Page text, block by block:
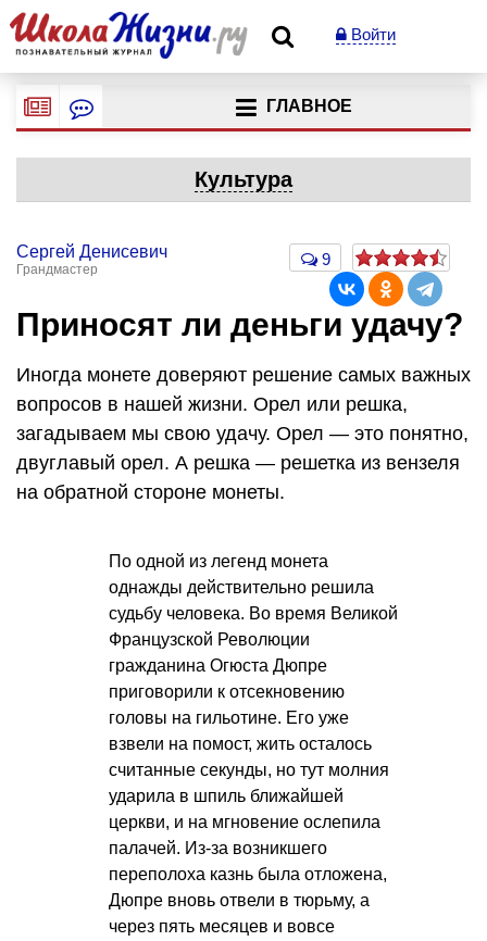
Войти
ГЛАВНОЕ
Культура
Сергей Денисевич
Грандмастер
9
Приносят ли деньги удачу?
Иногда монете доверяют решение самых важных
вопросов в нашей жизни. Орел или решка,
загадываем мы свою удачу. Орел — это понятно,
двуглавый орел. А решка — решетка из вензеля
на обратной стороне монеты.
По одной из легенд монета
однажды действительно решила
судьбу человека. Во время Великой
Французской Революции
гражданина Огюста Дюпре
приговорили к отсекновению
головы на гильотине. Его уже
взвели на помост, жить осталось
считанные секунды, но тут молния
ударила в шпиль ближайшей
церкви, и на мгновение ослепила
палачей. Из-за возникшего
переполоха казнь была отложена,
Дюпре вновь отвели в тюрьму, а
через пять месяцев и вовсе